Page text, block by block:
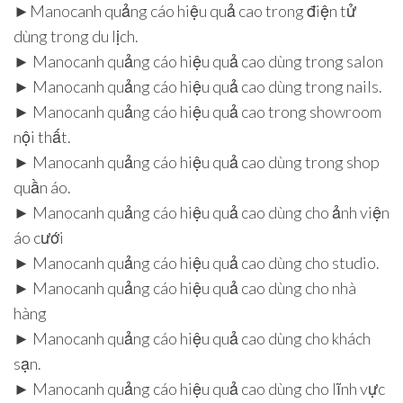
►Manocanh quảng cáo hiệu quả cao trong điện tử
dùng trong du lịch.
► Manocanh quảng cáo hiệu quả cao dùng trong salon
► Manocanh quảng cáo hiệu quả cao dùng trong nails.
► Manocanh quảng cáo hiệu quả cao trong showroom
nội thất.
► Manocanh quảng cáo hiệu quả cao dùng trong shop
quần áo.
► Manocanh quảng cáo hiệu quả cao dùng cho ảnh viện
áo cưới
► Manocanh quảng cáo hiệu quả cao dùng cho studio.
► Manocanh quảng cáo hiệu quả cao dùng cho nhà
hàng
► Manocanh quảng cáo hiệu quả cao dùng cho khách
sạn.
► Manocanh quảng cáo hiệu quả cao dùng cho lĩnh vực